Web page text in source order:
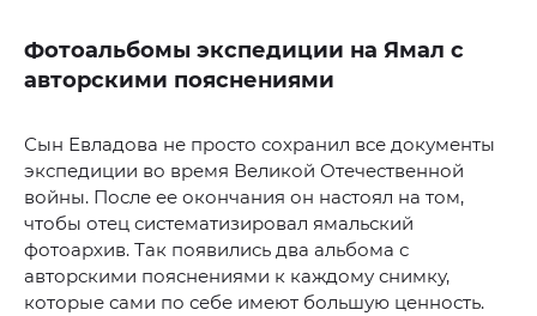
Фотоальбомы экспедиции на Ямал с
авторскими пояснениями
Сын Евладова не просто сохранил все документы
экспедиции во время Великой Отечественной
войны. После ее окончания он настоял на том,
чтобы отец систематизировал ямальский
фотоархив. Так появились два альбома с
авторскими пояснениями к каждому снимку,
которые сами по себе имеют большую ценность.